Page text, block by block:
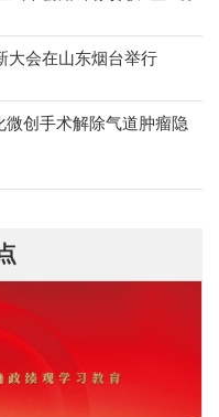
大会在山东烟台举行
创手术解除气道肿瘤隐